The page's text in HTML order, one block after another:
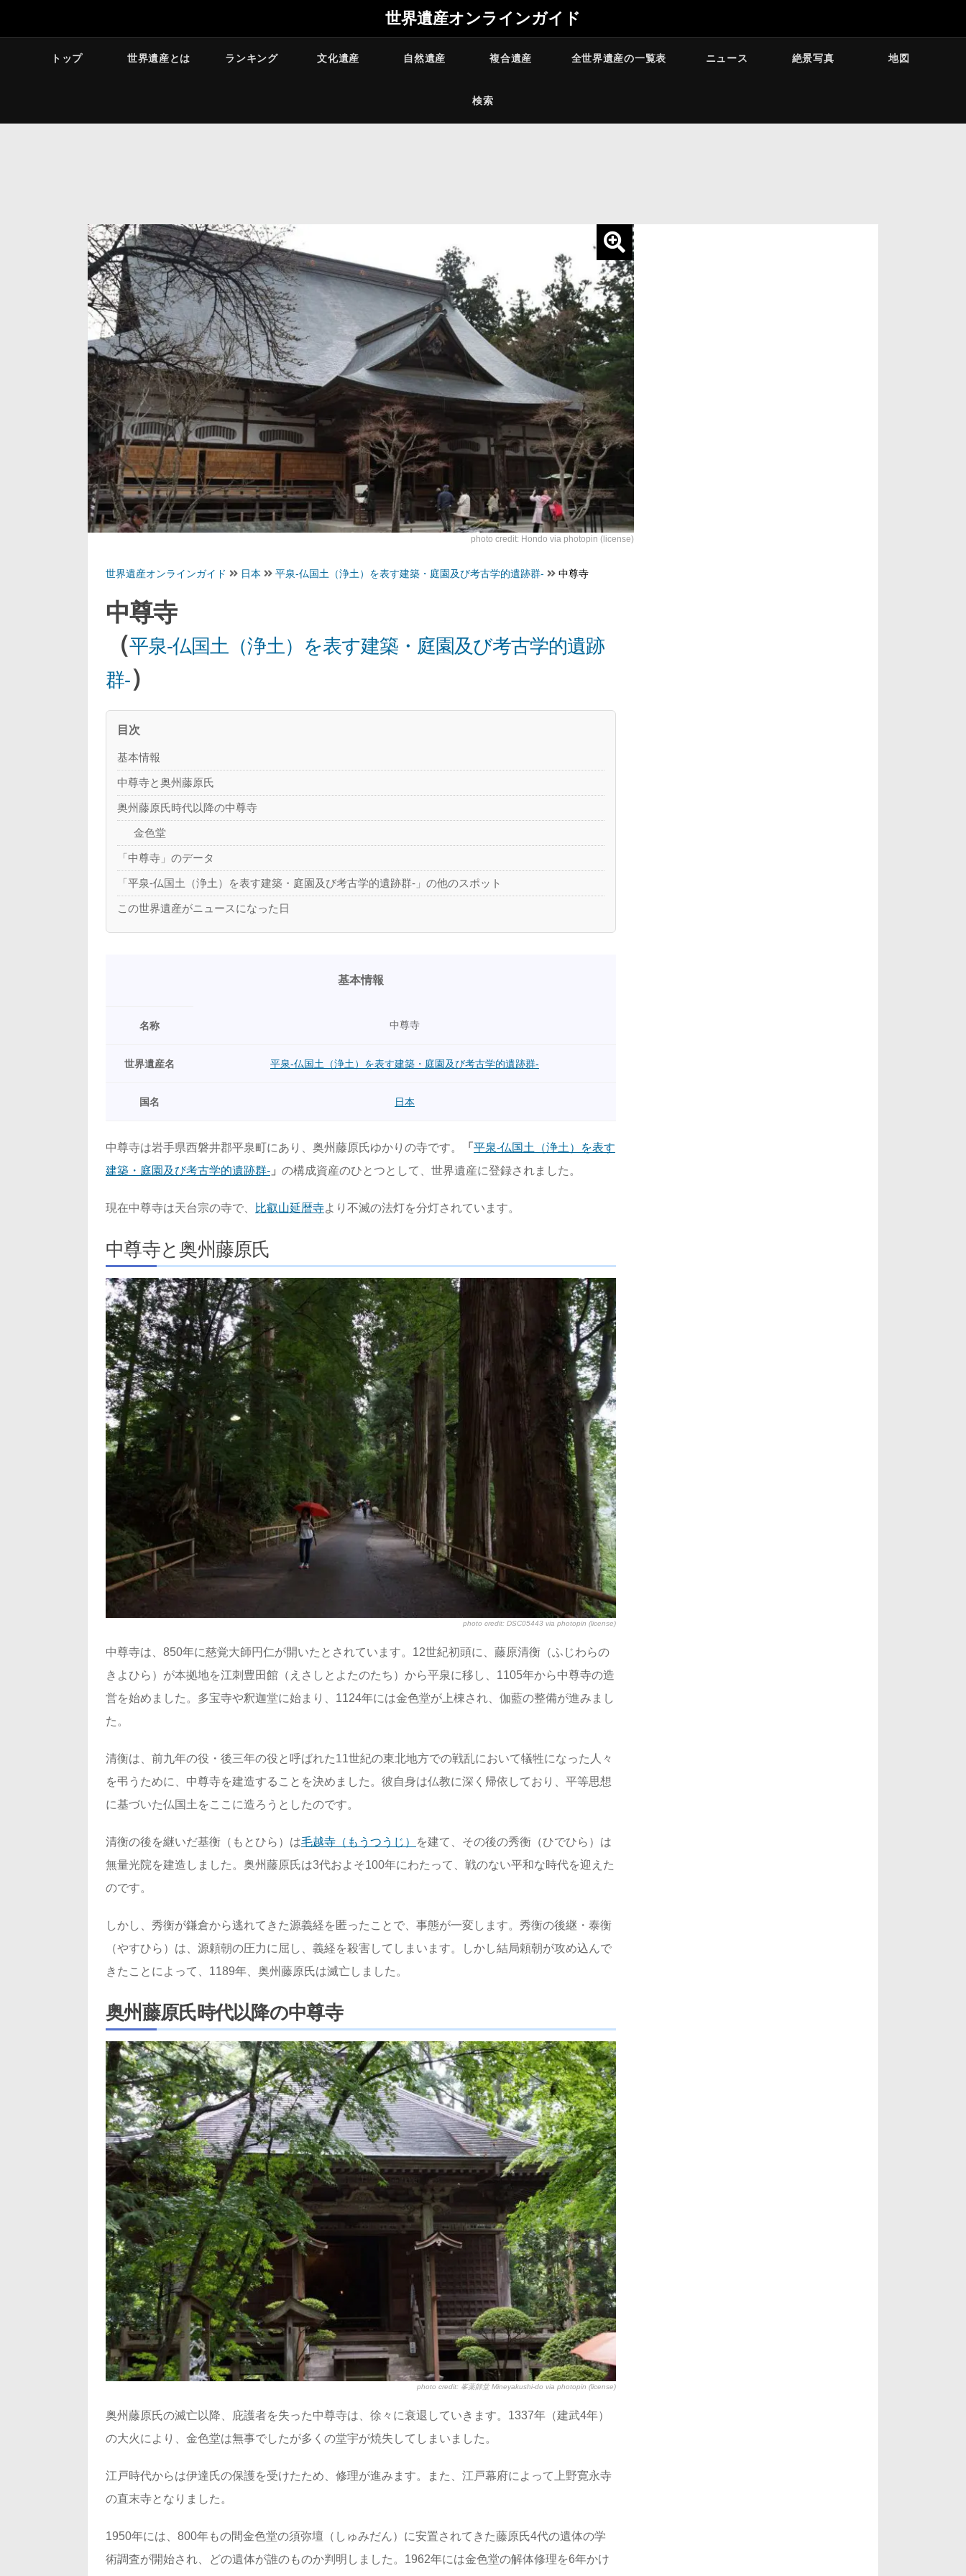
世界遺産オンラインガイド
トップ 世界遺産とは ランキング 文化遺産 自然遺産 複合遺産 全世界遺産の一覧表 ニュース 絶景写真 地図
検索
photo credit: Hondo via photopin (license)
世界遺産オンラインガイド 日本 平泉-仏国土（浄土）を表す建築・庭園及び考古学的遺跡群- 中尊寺
中尊寺
（平泉-仏国土（浄土）を表す建築・庭園及び考古学的遺跡
群-）
目次
基本情報
中尊寺と奥州藤原氏
奥州藤原氏時代以降の中尊寺
金色堂
「中尊寺」のデータ
「平泉-仏国土（浄土）を表す建築・庭園及び考古学的遺跡群-」の他のスポット
この世界遺産がニュースになった日
基本情報
名称 中尊寺
世界遺産名 平泉-仏国土（浄土）を表す建築・庭園及び考古学的遺跡群-
国名 日本
中尊寺は岩手県西磐井郡平泉町にあり、奥州藤原氏ゆかりの寺です。 「 平泉-仏国土（浄土）を表す
建築・庭園及び考古学的遺跡群- 」 の構成資産のひとつとして、世界遺産に登録されました。
現在中尊寺は天台宗の寺で、 比叡山延暦寺より不滅の法灯を分灯されています。
中尊寺と奥州藤原氏
photo credit: DSC05443 via photopin (license)
中尊寺は、850年に慈覚大師円仁が開いたとされています。12世紀初頭に、藤原清衡（ふじわらの
きよひら）が本拠地を江刺豊田館（えさしとよたのたち）から平泉に移し、1105年から中尊寺の造
営を始めました。多宝寺や釈迦堂に始まり、1124年には金色堂が上棟され、伽藍の整備が進みまし
た。
清衡は、前九年の役・後三年の役と呼ばれた11世紀の東北地方での戦乱において犠牲になった人々
を弔うために、中尊寺を建造することを決めました。彼自身は仏教に深く帰依しており、平等思想
に基づいた仏国土をここに造ろうとしたのです。
清衡の後を継いだ基衡（もとひら）は毛越寺（もうつうじ）
を建て、その後の秀衡（ひでひら）は
無量光院を建造しました。奥州藤原氏は3代およそ100年にわたって、戦のない平和な時代を迎えた
のです。
しかし、秀衡が鎌倉から逃れてきた源義経を匿ったことで、事態が一変します。秀衡の後継・泰衡
（やすひら）は、源頼朝の圧力に屈し、義経を殺害してしまいます。しかし結局頼朝が攻め込んで
きたことによって、1189年、奥州藤原氏は滅亡しました。
奥州藤原氏時代以降の中尊寺
photo credit: 峯薬師堂 Mineyakushi-do via photopin (license)
奥州藤原氏の滅亡以降、庇護者を失った中尊寺は、徐々に衰退していきます。1337年（建武4年）
の大火により、金色堂は無事でしたが多くの堂宇が焼失してしまいました。
江戸時代からは伊達氏の保護を受けたため、修理が進みます。また、江戸幕府によって上野寛永寺
の直末寺となりました。
1950年には、800年もの間金色堂の須弥壇（しゅみだん）に安置されてきた藤原氏4代の遺体の学
術調査が開始され、どの遺体が誰のものか判明しました。1962年には金色堂の解体修理を6年かけ